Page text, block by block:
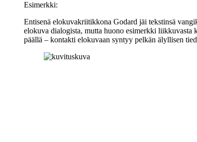
Esimerkki:
Entisenä elokuvakriitikkona Godard jäi tekstinsä
elokuva dialogista, mutta huono esimerkki liikkuvasta
päällä – kontakti elokuvaan syntyy pelkän älyllisen